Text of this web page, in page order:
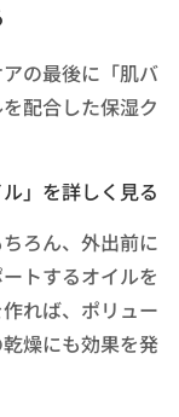
の最後に「肌バ
配合した保湿ク
」を詳しく見る
ろん、外出前に
トするオイルを
れば、ポリュー
燥にも効果を発